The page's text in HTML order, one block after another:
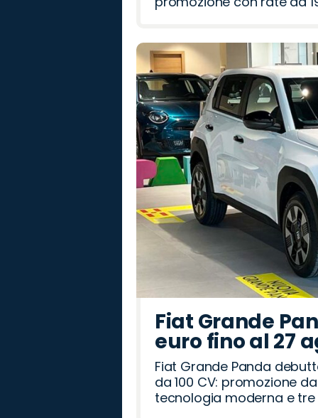
Fiat Grande
euro fino al 27
Fiat Grande Panda
da 100 CV: promozione
tecnologia moderna e